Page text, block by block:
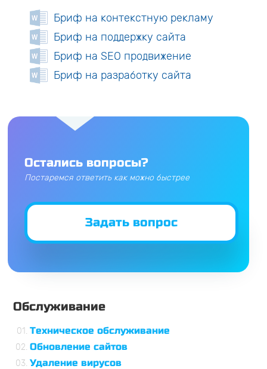
Бриф на контекстную рекламу
Бриф на поддержку сайта
Бриф на SEO продвижение
Бриф на разработку сайта
Остались вопросы?
Постаремся ответить как можно быстрее
Задать вопрос
Обслуживание
Техническое обслуживание
Обновление сайтов
Удаление вирусов